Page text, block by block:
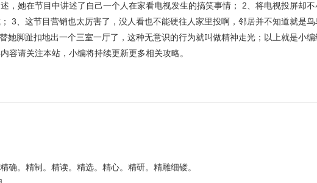
，她在节目中讲述了自己一个人在家看电视发生的搞笑事情； 2、将电视投屏却
3、这节目营销也太厉害了，没人看也不能硬往人家里投啊，邻居并不知道就是
她脚趾扣地出一个三室一厅了，这种无意识的行为就叫做精神走光；以上就是小
容请关注本站，小编将持续更新更多相关攻略。
确。精制。精读。精选。精心。精研。精雕细镂。